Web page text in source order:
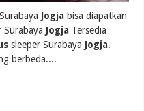
Jogja bisa diapatkan
Surabaya Jogja Tersedia
sleeper Surabaya Jogja.
berbeda....